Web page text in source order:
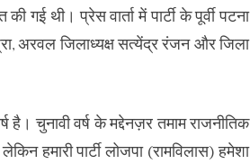
गई थी। प्रेस वार्ता में पार्टी के पूर्वी पटना
अरवल जिलाध्यक्ष सत्येंद्र रंजन और जिला
चुनावी वर्ष के मद्देनज़र तमाम राजनीतिक
हमारी पार्टी लोजपा (रामविलास) हमेशा